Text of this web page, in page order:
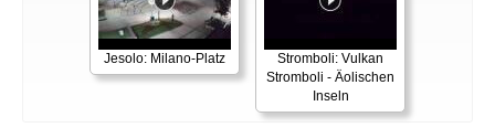
Jesolo: Milano-Platz
Stromboli: Vulkan
Stromboli - Äolischen
Inseln